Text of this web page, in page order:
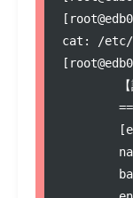
cat: /etc/